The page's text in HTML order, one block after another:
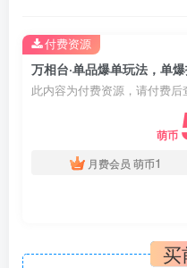
此内容为付费资源，请付费后
萌币
月费会员 萌币1
付费资源
买